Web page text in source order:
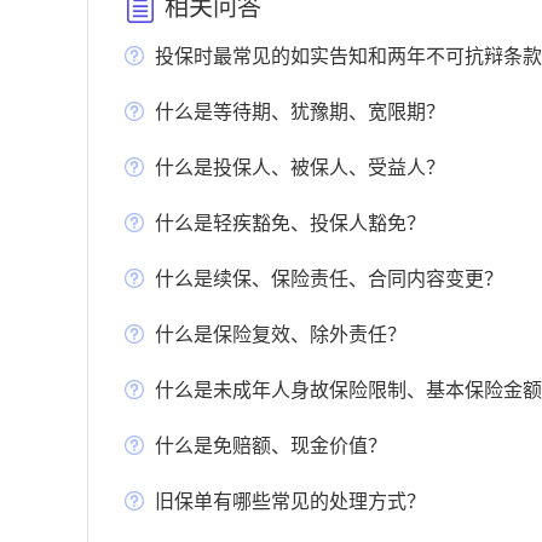
相关问答
投保时最常见的如实告知和两年不可抗辩条款
什么是等待期、犹豫期、宽限期？
什么是投保人、被保人、受益人？
什么是轻疾豁免、投保人豁免？
什么是续保、保险责任、合同内容变更？
什么是保险复效、除外责任？
什么是未成年人身故保险限制、基本保险金额
什么是免赔额、现金价值？
旧保单有哪些常见的处理方式？